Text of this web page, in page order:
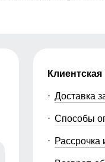
Доставка
Способы
Рассрочка